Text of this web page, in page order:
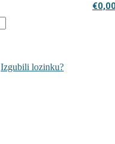
Izgubili lozinku?
€